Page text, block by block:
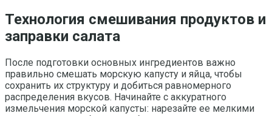
Технология смешивания продуктов и
заправки салата
После подготовки основных ингредиентов важно
правильно смешать морскую капусту и яйца, чтобы
сохранить их структуру и добиться равномерного
распределения вкусов. Начинайте с аккуратного
измельчения морской капусты: нарезайте ее мелкими